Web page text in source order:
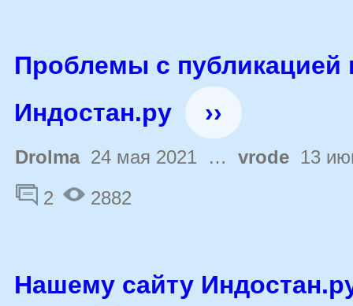
Проблемы с публикацией
Индостан.ру
››
Drolma24 мая 2021 … vrode 13
2
2882
Нашему сайту